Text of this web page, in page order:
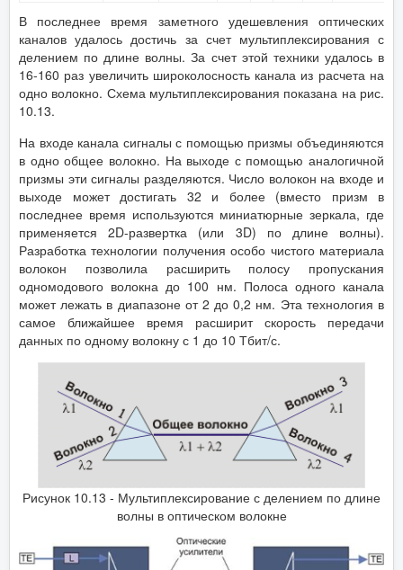
В последнее время заметного удешевления оптических
каналов удалось достичь за счет мультиплексирования с
делением по длине волны. За счет этой техники удалось в
16-160 раз увеличить широколосность канала из расчета на
одно волокно. Схема мультиплексирования показана на рис.
10.13.
На входе канала сигналы с помощью призмы объединяются
в одно общее волокно. На выходе с помощью аналогичной
призмы эти сигналы разделяются. Число волокон на входе и
выходе может достигать 32 и более (вместо призм в
последнее время используются миниатюрные зеркала, где
применяется 2D-развертка (или 3D) по длине волны).
Разработка технологии получения особо чистого материала
волокон позволила расширить полосу пропускания
одномодового волокна до 100 нм. Полоса одного канала
может лежать в диапазоне от 2 до 0,2 нм. Эта технология в
самое ближайшее время расширит скорость передачи
данных по одному волокну с 1 до 10 Тбит/с.
Рисунок 10.13 - Мультиплексирование с делением по длине
волны в оптическом волокне